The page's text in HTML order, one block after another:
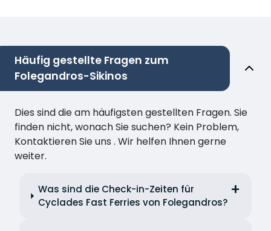
Häufig gestellte Fragen zum
Folegandros-Sikinos
Dies sind die am häufigsten gestellten Fragen. Sie
finden nicht, wonach Sie suchen? Kein Problem,
Kontaktieren Sie uns . Wir helfen Ihnen gerne
weiter.
Was sind die Check-in-Zeiten für
Cyclades Fast Ferries von Folegandros?